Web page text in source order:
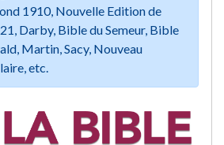
1910, Nouvelle Edition de
Darby, Bible du Semeur, Bible
Martin, Sacy, Nouveau
etc.